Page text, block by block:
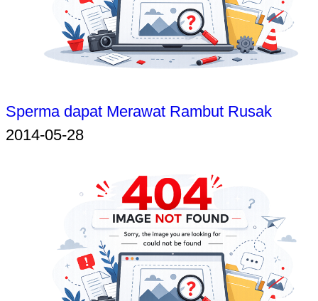
Sperma dapat Merawat Rambut Rusak
2014-05-28